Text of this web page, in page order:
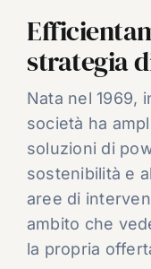
CARRIERE
VIDEO
EVENTI
CHI SIAMO
strategia
Nata nel 1969,
società ha
soluzioni di
sostenibilità e
aree di
ambito che
la propria